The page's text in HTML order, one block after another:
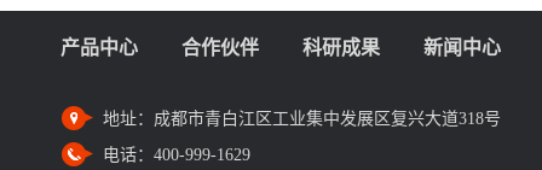
产品中心 合作伙伴 科研成果 新闻中心
地址： 成都市青白江区工业集中发展区复兴大道318号
电话： 400-999-1629